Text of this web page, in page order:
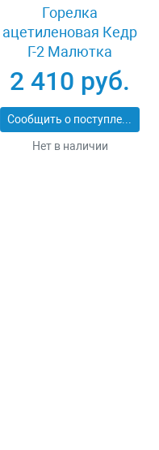
Горелка
ацетиленовая Кедр
Г-2 Малютка
2 410 руб.
Сообщить о поступлении
Нет в наличии